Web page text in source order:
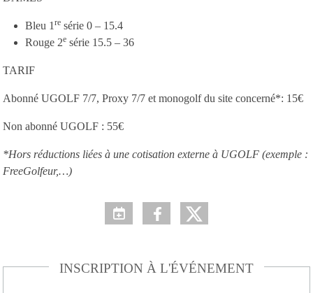
Bleu 1 re série 0 – 15.4
Rouge 2e série 15.5 – 36
TARIF
Abonné UGOLF 7/7, Proxy 7/7 et monogolf du site concerné*: 15€
Non abonné UGOLF : 55€
*Hors réductions liées à une cotisation externe à UGOLF (exemple :
FreeGolfeur,…)
INSCRIPTION À L'ÉVÉNEMENT